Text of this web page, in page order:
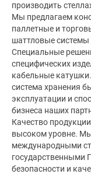
производить
Мы предлагаем
паллетные и
шаттловые
Специальные
специфических
кабельные
система хранения
эксплуатации и
бизнеса наших
Качество
высоком уровне. Мы
международными
государственными
безопасности и